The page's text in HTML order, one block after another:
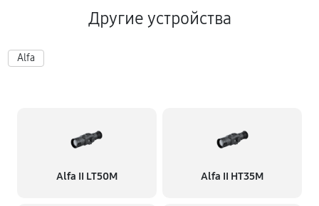
Другие устройства
Alfa
Alfa II LT50M Alfa II HT35M